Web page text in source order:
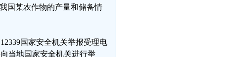
国某农作物的产量和储备情
国家安全机关举报受理电
当地国家安全机关进行举